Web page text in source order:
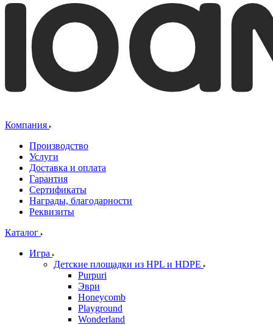
Компания
Производство
Услуги
Доставка и оплата
Гарантия
Сертификаты
Награды, благодарности
Реквизиты
Каталог
Игра
Детские площадки из HPL и HDPE
Purpuri
Эври
Honeycomb
Playground
Wonderland